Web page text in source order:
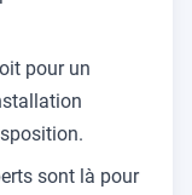
pour un
sont là pour